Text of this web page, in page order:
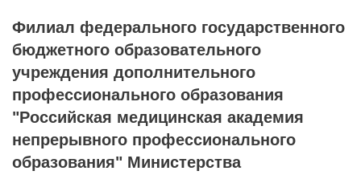
Филиал федерального государственного
бюджетного образовательного
учреждения дополнительного
профессионального образования
"Российская медицинская академия
непрерывного профессионального
образования" Министерства